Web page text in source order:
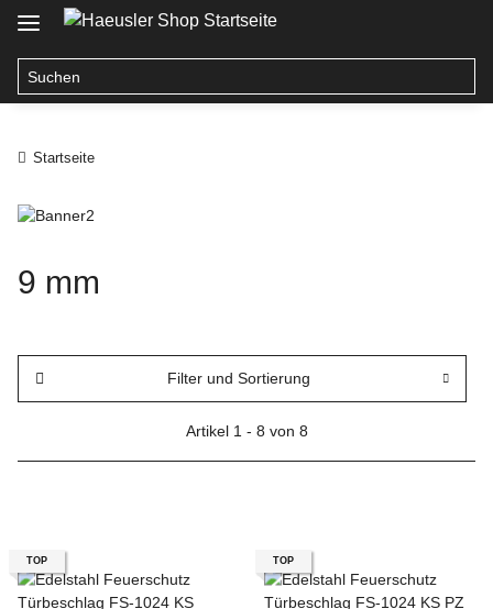
Startseite
9 mm
Filter und Sortierung
Artikel 1 - 8 von 8
TOP TOP